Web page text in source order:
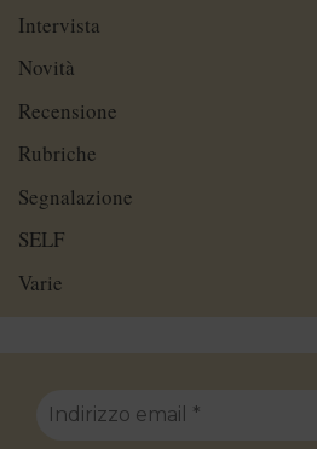
Intervista
Novità
Recensione
Rubriche
Segnalazione
SELF
Varie